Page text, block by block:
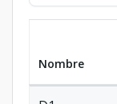
Nombre